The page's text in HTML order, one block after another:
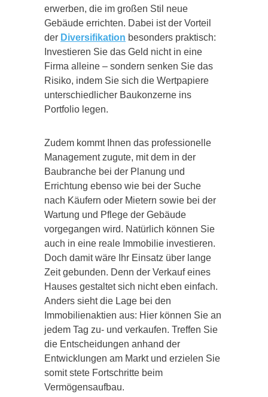
erwerben, die im großen Stil neue
Gebäude errichten. Dabei ist der Vorteil
der Diversifikation besonders praktisch:
Investieren Sie das Geld nicht in eine
Firma alleine – sondern senken Sie das
Risiko, indem Sie sich die Wertpapiere
unterschiedlicher Baukonzerne ins
Portfolio legen.
Zudem kommt Ihnen das professionelle
Management zugute, mit dem in der
Baubranche bei der Planung und
Errichtung ebenso wie bei der Suche
nach Käufern oder Mietern sowie bei der
Wartung und Pflege der Gebäude
vorgegangen wird. Natürlich können Sie
auch in eine reale Immobilie investieren.
Doch damit wäre Ihr Einsatz über lange
Zeit gebunden. Denn der Verkauf eines
Hauses gestaltet sich nicht eben einfach.
Anders sieht die Lage bei den
Immobilienaktien aus: Hier können Sie an
jedem Tag zu- und verkaufen. Treffen Sie
die Entscheidungen anhand der
Entwicklungen am Markt und erzielen Sie
somit stete Fortschritte beim
Vermögensaufbau.